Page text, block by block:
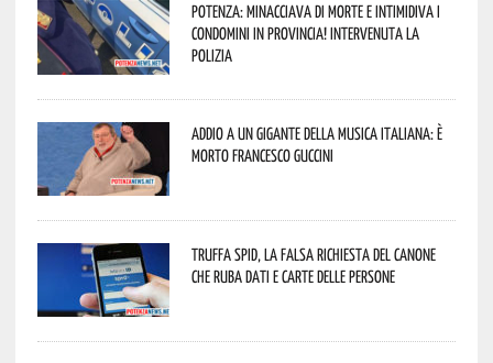
Potenza: minacciava di morte e intimidiva i
condomini in provincia! Intervenuta la
Polizia
Addio a un gigante della musica italiana: è
morto Francesco Guccini
Truffa Spid, la falsa richiesta del canone
che ruba dati e carte delle persone